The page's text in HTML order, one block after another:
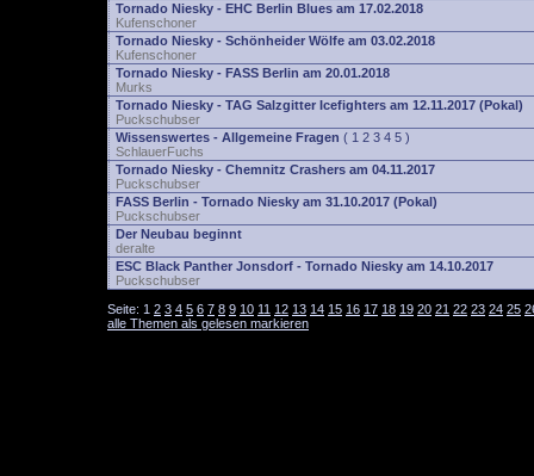
Tornado Niesky - EHC Berlin Blues am 17.02.2018
Kufenschoner
Tornado Niesky - Schönheider Wölfe am 03.02.2018
Kufenschoner
Tornado Niesky - FASS Berlin am 20.01.2018
Murks
Tornado Niesky - TAG Salzgitter Icefighters am 12.11.2017 (Pokal)
Puckschubser
Wissenswertes - Allgemeine Fragen ( 1 2 3 4 5 )
SchlauerFuchs
Tornado Niesky - Chemnitz Crashers am 04.11.2017
Puckschubser
FASS Berlin - Tornado Niesky am 31.10.2017 (Pokal)
Puckschubser
Der Neubau beginnt
deralte
ESC Black Panther Jonsdorf - Tornado Niesky am 14.10.2017
Puckschubser
Seite: 1 2 3 4 5 6 7 8 9 10 11 12 13 14 15 16 17 18 19 20 21 22 23 24 25
alle Themen als gelesen markieren